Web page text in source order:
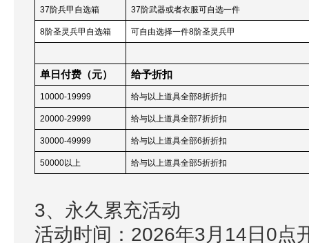
37阶兵甲自选箱 37阶武器或者衣服可自选一件
8阶圣灵兵甲自选箱 可自由选择一件8阶圣灵兵甲
单日付费（元） 给予折扣
10000-19999 给与以上道具全部8折折扣
20000-29999 给与以上道具全部7折折扣
30000-49999 给与以上道具全部6折折扣
50000以上 给与以上道具全部5折折扣
3、永久累充活动
活动时间：2026年3月14日0点